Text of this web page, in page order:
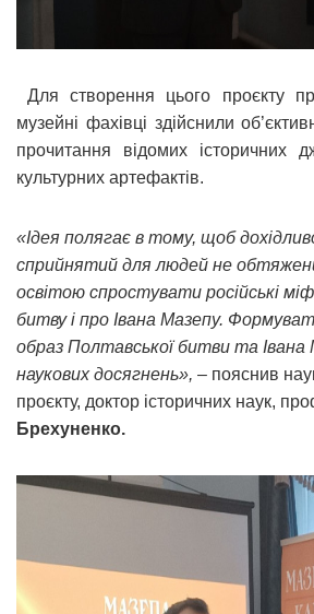
Для створення цього проєкту
музейні фахівці здійснили
прочитання відомих історичних
культурних артефактів.
«Ідея полягає в тому, щоб
сприйнятий для людей не
освітою спростувати російські
битву і про Івана Мазепу.
образ Полтавської битви та Івана
наукових досягнень», – пояснив
проєкту, доктор історичних наук,
Брехуненко.